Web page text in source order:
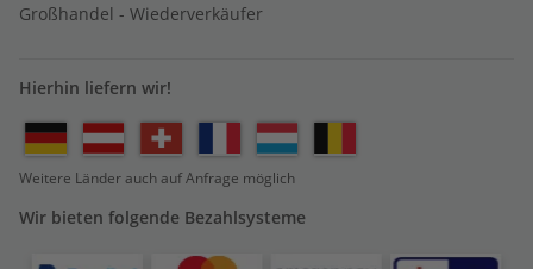
Großhandel - Wiederverkäufer
Hierhin liefern wir!
Weitere Länder auch auf Anfrage möglich
Wir bieten folgende Bezahlsysteme